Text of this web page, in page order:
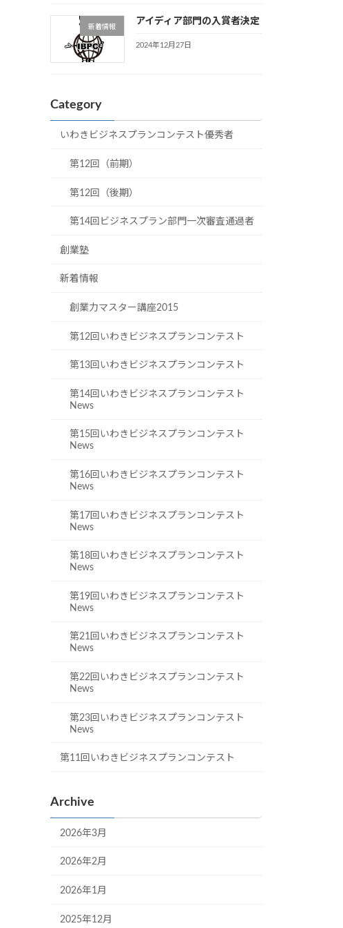
新着情報
アイディア部門の入賞者決定
2024年12月27日
Category
いわきビジネスプランコンテスト優秀者
第12回（前期）
第12回（後期）
第14回ビジネスプラン部門一次審査通過者
創業塾
新着情報
創業力マスター講座2015
第12回いわきビジネスプランコンテスト
第13回いわきビジネスプランコンテスト
第14回いわきビジネスプランコンテスト
News
第15回いわきビジネスプランコンテスト
News
第16回いわきビジネスプランコンテスト
News
第17回いわきビジネスプランコンテスト
News
第18回いわきビジネスプランコンテスト
News
第19回いわきビジネスプランコンテスト
News
第21回いわきビジネスプランコンテスト
News
第22回いわきビジネスプランコンテスト
News
第23回いわきビジネスプランコンテスト
News
第11回いわきビジネスプランコンテスト
Archive
2026年3月
2026年2月
2026年1月
2025年12月